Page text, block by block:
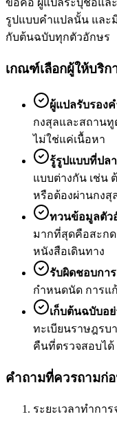
ข้อคือ ผู้แปลระบุชื่อแล
รูปแบบคำแปลนั้น และ
กับต้นฉบับทุกตัวอักษร
เกณฑ์เลือกผู้ให้บริก
ผู้แปลรับรอง
กงสุลและสถานทู
ไม่ใช่แค่เนื้อหา
รู้รูปแบบที่ปล
แบบต่างกัน เช่น
หรือต้องผ่านกงสุ
ทวนข้อมูลตัว
มากที่สุดคือสะก
หนังสือเดินทาง
รับผิดชอบกา
กำหนดนัด การแ
เก็บต้นฉบับอ
ทะเบียนราษฎรบ
คืนที่ตรวจสอบได้
คำถามที่ควรถามก่
ระยะเวลาทำกา